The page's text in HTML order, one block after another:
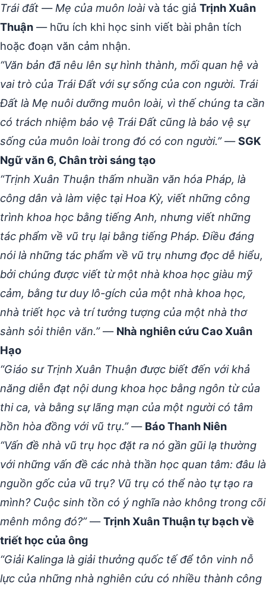
Trái đất — Mẹ của muôn loàivà tác giả Trịnh Xuân
Thuận — hữu ích khi học sinh viết bài phân tích
hoặc đoạn văn cảm nhận.
“Văn bản đã nêu lên sự hình thành, mối quan hệ và
vai trò của Trái Đất với sự sống của con người. Trái
Đất là Mẹ nuôi dưỡng muôn loài, vì thế chúng ta cần
có trách nhiệm bảo vệ Trái Đất cũng là bảo vệ sự
sống của muôn loài trong đó có con người.”—SGK
Ngữ văn 6, Chân trời sáng tạo
“Trịnh Xuân Thuận thấm nhuần văn hóa Pháp, là
công dân và làm việc tại Hoa Kỳ, viết những công
trình khoa học bằng tiếng Anh, nhưng viết những
tác phẩm về vũ trụ lại bằng tiếng Pháp. Điều đáng
nói là những tác phẩm về vũ trụ nhưng đọc dễ hiểu,
bởi chúng được viết từ một nhà khoa học giàu mỹ
cảm, bằng tư duy lô-gích của một nhà khoa học,
nhà triết học và trí tưởng tượng của một nhà thơ
sành sỏi thiên văn.”— Nhà nghiên cứu Cao Xuân
Hạo
“Giáo sư Trịnh Xuân Thuận được biết đến với khả
năng diễn đạt nội dung khoa học bằng ngôn từ của
thi ca, và bằng sự lãng mạn của một người có tâm
hồn hòa đồng với vũ trụ.”— Báo Thanh Niên
“Vấn đề nhà vũ trụ học đặt ra nó gần gũi lạ thường
với những vấn đề các nhà thần học quan tâm: đâu là
nguồn gốc của vũ trụ? Vũ trụ có thể nào tự tạo ra
mình? Cuộc sinh tồn có ý nghĩa nào không trong cõi
mênh mông đó?”—Trịnh Xuân Thuận tự bạch về
triết học của ông
“Giải Kalinga là giải thưởng quốc tế để tôn vinh nỗ
lực của những nhà nghiên cứu có nhiều thành công